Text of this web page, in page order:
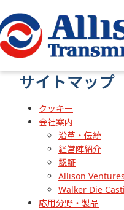
Go Home
サイトマップ
クッキー
会社案内
沿革・伝統
経営陣紹介
認証
Allison Ventures
Walker Die
応用分野・製品